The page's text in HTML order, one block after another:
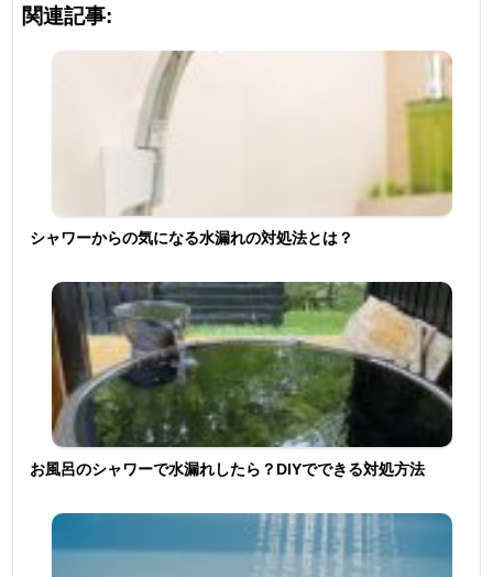
関連記事:
シャワーからの気になる水漏れの対処法とは？
お風呂のシャワーで水漏れしたら？DIYでできる対処方法